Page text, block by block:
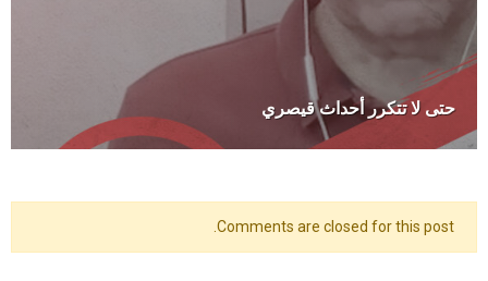
حتى لا تتكرر أحداث قيصري
Comments are closed for this post.